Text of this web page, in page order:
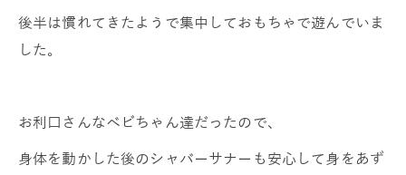
後半は慣れてきたようで集中しておもちゃで遊んでいま
した。
お利口さんなベビちゃん達だったので、
身体を動かした後のシャバーサナーも安心して身をあず